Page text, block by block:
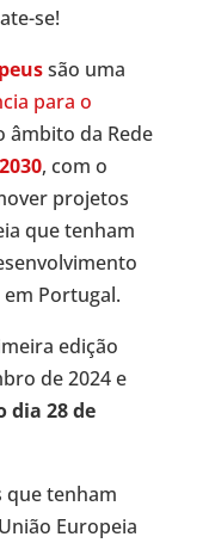
se!
são uma
para o
âmbito da Rede
, com o
projetos
que tenham
Portugal.
edição
de 2024 e
dia 28 de
que tenham
Europeia